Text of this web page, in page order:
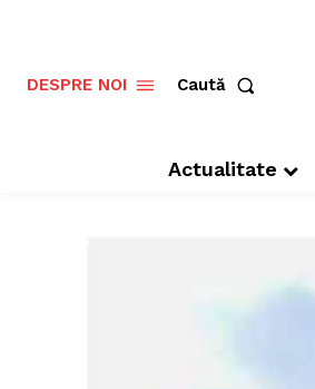
DESPRE NOI Caută
Actualitate